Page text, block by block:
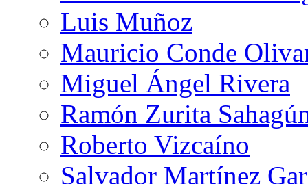
Luis Muñoz
Mauricio Conde
Miguel Ángel Rivera
Ramón Zurita
Roberto Vizcaíno
Salvador Martínez